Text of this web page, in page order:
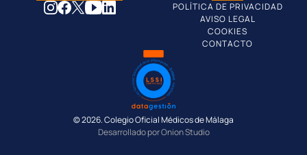
POLÍTICA DE PRIVACIDAD
AVISO LEGAL
COOKIES
CONTACTO
© 2026. Colegio Oficial Médicos de Málaga
Desarrollado por Onion Studio